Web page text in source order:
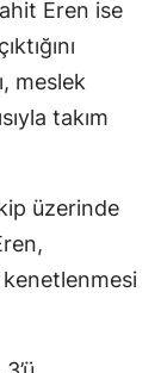
Eren ise
meslek
takım
üzerinde